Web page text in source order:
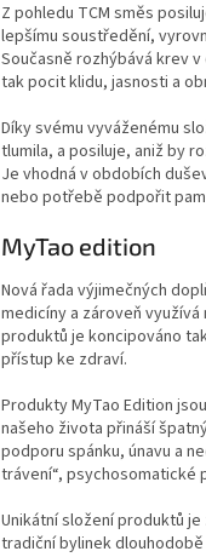
Z pohledu TCM směs
lepšímu soustředění,
Současně rozhýbává krev
tak pocit klidu, jasnosti a
Díky svému vyváženému
tlumila, a posiluje, aniž by
Je vhodná v obdobích
nebo potřebě podpořit
MyTao edition
Nová řada výjimečných
medicíny a zároveň
produktů je koncipováno
přístup ke zdraví.
Produkty MyTao Edition
našeho života přináší
podporu spánku, únavu a
trávení“, psychosomatické
Unikátní složení produktů
tradiční bylinek